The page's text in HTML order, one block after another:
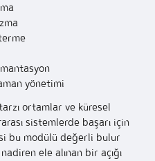
yönetimi
ortamlar ve küresel
sistemlerde başarı için
bu modülü değerli bulur
ele alınan bir açığı